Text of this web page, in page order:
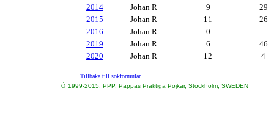
2014
Johan R 9
29
2015
Johan R 11
26
2016
Johan R
0
2019
Johan R 6
46
2020
Johan R 12 4
Tillbaka till sökformulär
Ó 1999-2015, PPP, Pappas Präktiga Pojkar, Stockholm, SWEDEN